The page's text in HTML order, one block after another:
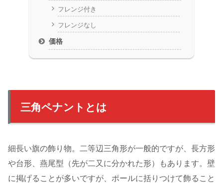
フレンジ付き
フレンジなし
価格
三角ペナントとは
細長い旗の飾り物。二等辺三角形が一般的ですが、長方形
や台形、燕尾型（先が二又に分かれた形）もあります。壁
に掲げることが多いですが、ポールに括りつけて飾ること